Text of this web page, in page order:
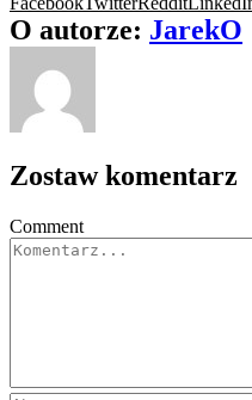
O autorze: JarekO
Zostaw komentarz
Comment